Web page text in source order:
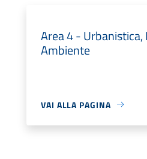
Area 4 - Urbanistica,
Ambiente
VAI ALLA PAGINA